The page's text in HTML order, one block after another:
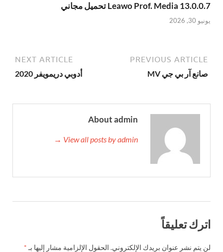
Leawo Prof. Media 13.0.0.7 تحميل مجاني
يونيو 30, 2026
PREVIOUS ARTICLE
صانع آر بي جي MV
NEXT ARTICLE
أدوبي دريمويفر 2020
About admin
View all posts by admin →
اترك تعليقاً
لن يتم نشر عنوان بريدك الإلكتروني. الحقول الإلزامية مشار إليها بـ *